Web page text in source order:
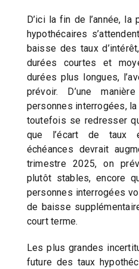
D’ici la fin de l’année,
hypothécaires
baisse des taux
durées courtes et
durées plus longues,
prévoir. D’une
personnes interrogées,
toutefois se redresser
que l’écart de taux
échéances devrait
trimestre 2025, on
plutôt stables, encore
personnes interrogées
de baisse
court terme.
Les plus grandes
future des taux